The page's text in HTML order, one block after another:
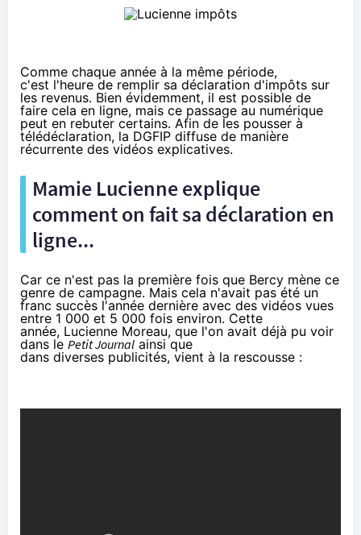
Comme chaque année à la même période,
c'est l'heure de remplir sa déclaration d'impôts sur
les revenus. Bien évidemment, il est possible de
faire cela en ligne, mais ce passage au numérique
peut en rebuter certains. Afin de les pousser à
télédéclaration, la DGFIP diffuse de manière
récurrente des vidéos explicatives.
Mamie Lucienne explique
comment on fait sa déclaration en
ligne...
Car ce n'est pas la première fois que Bercy mène ce
genre de campagne. Mais cela n'avait pas été un
franc succès l'année dernière avec des vidéos vues
entre 1 000 et 5 000 fois environ. Cette
année, Lucienne Moreau, que l'on avait déjà pu voir
dans le Petit Journal ainsi que
dans diverses publicités, vient à la rescousse :